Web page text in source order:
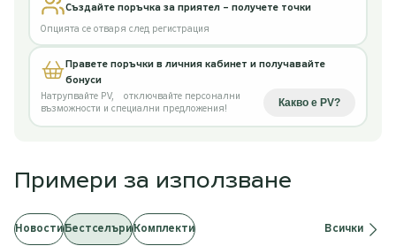
Създайте поръчка за приятел – получете точки
Опцията се отваря след регистрация
Правете поръчки в личния кабинет и получавайте
бонуси
Натрупвайте PV,
отключвайте персонални
възможности и специални предложения!
Какво е PV?
Примери за използване
НовостиБестселъри Комплекти Всички